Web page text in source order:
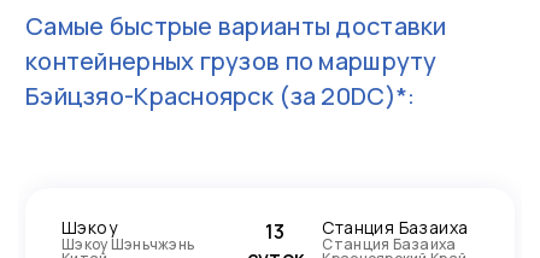
Самые быстрые варианты доставки
контейнерных грузов по маршруту
Бэйцзяо-Красноярск (за 20DC)*:
Шэкоу
Шэкоу Шэньчжэнь
13
Станция Базаиха
Станция Базаиха